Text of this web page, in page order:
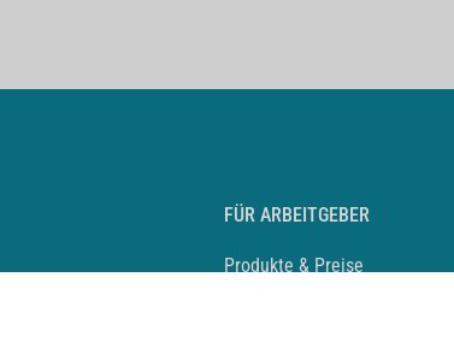
FÜR ARBEITGEBER
Produkte & Preise